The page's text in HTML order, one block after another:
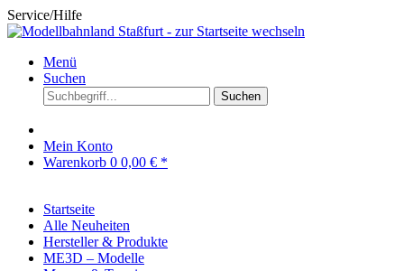
Service/Hilfe
Menü
Suchen
Suchen
Mein Konto
Warenkorb 0 0,00 € *
Startseite
Alle Neuheiten
Hersteller & Produkte
ME3D – Modelle